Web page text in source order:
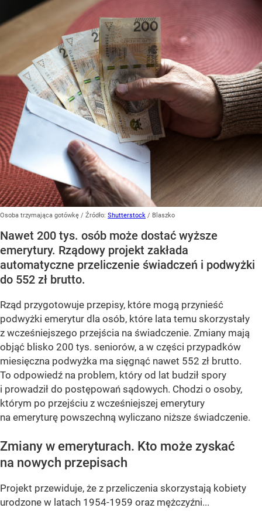
Osoba trzymająca gotówkę / Źródło: Shutterstock / Blaszko
Nawet 200 tys. osób może dostać wyższe
emerytury. Rządowy projekt zakłada
automatyczne przeliczenie świadczeń i podwyżki
do 552 zł brutto.
Rząd przygotowuje przepisy, które mogą przynieść
podwyżki emerytur dla osób, które lata temu skorzystały
z wcześniejszego przejścia na świadczenie. Zmiany mają
objąć blisko 200 tys. seniorów, a w części przypadków
miesięczna podwyżka ma sięgnąć nawet 552 zł brutto.
To odpowiedź na problem, który od lat budził spory
i prowadził do postępowań sądowych. Chodzi o osoby,
którym po przejściu z wcześniejszej emerytury
na emeryturę powszechną wyliczano niższe świadczenie.
Zmiany w emeryturach. Kto może zyskać
na nowych przepisach
Projekt przewiduje, że z przeliczenia skorzystają kobiety
urodzone w latach 1954-1959 oraz mężczyźni...